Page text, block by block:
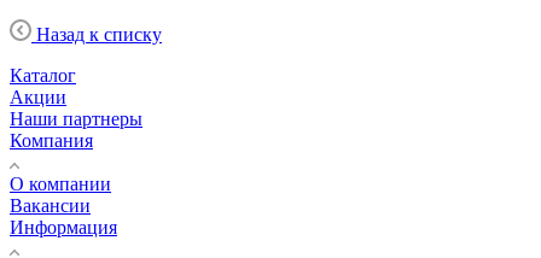
Назад к списку
Каталог
Акции
Наши партнеры
Компания
О компании
Вакансии
Информация